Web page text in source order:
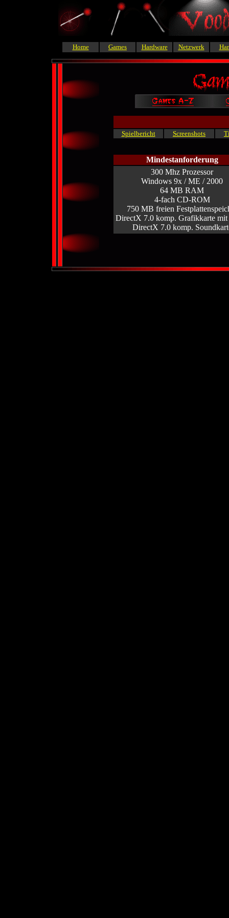
Home Games Hardware Netzwerk
Spielbericht Screenshots
Mindestanforderung
300 Mhz Prozessor
Windows 9x / ME / 2000
64 MB RAM
4-fach CD-ROM
750 MB freien
DirectX 7.0 komp. Grafikkarte
DirectX 7.0 komp.